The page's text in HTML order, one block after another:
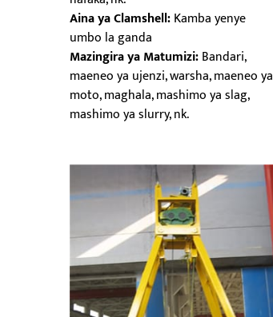
Aina ya Clamshell:Kamba yenye
umbo la ganda
Mazingira ya Matumizi:Bandari,
maeneo ya ujenzi, warsha, maeneo ya
moto, maghala, mashimo ya slag,
mashimo ya slurry, nk.